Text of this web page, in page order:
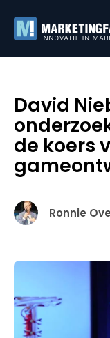
David
de koers
Ronnie